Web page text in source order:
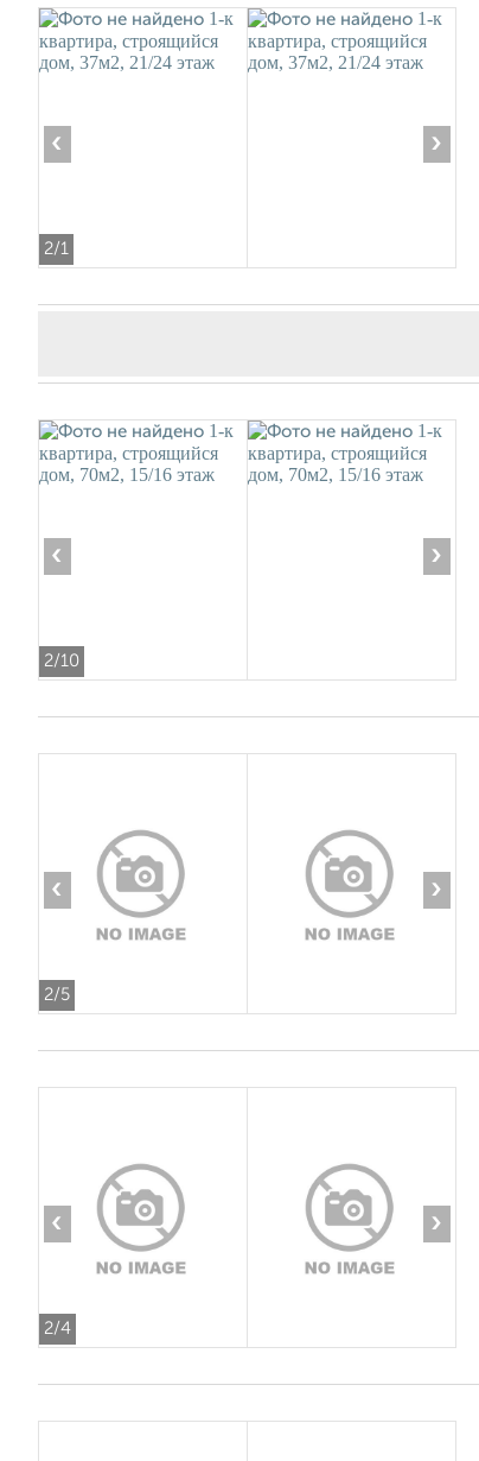
2/1
‹ ›
2/10
‹ ›
2/5
‹ ›
2/4
‹ ›